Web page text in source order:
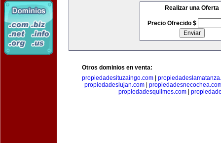
Realizar una Oferta
Precio Ofrecido $
Otros dominios en venta:
propiedadesituzaingo.com
propiedadeslujan.com|
propiedadesquilmes.com|